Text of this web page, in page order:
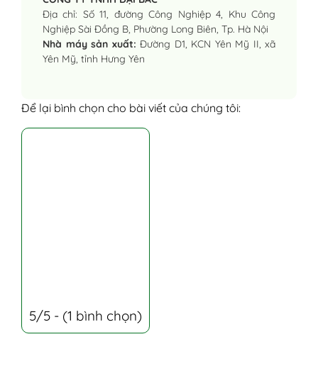
Địa chỉ: Số 11, đường Công Nghiệp 4, Khu Công
Nghiệp Sài Đồng B, Phường Long Biên, Tp. Hà Nội
Nhà máy sản xuất: Đường D1, KCN Yên Mỹ II, xã
Yên Mỹ, tỉnh Hưng Yên
Để lại bình chọn cho bài viết của chúng tôi:
5/5 - (1 bình chọn)